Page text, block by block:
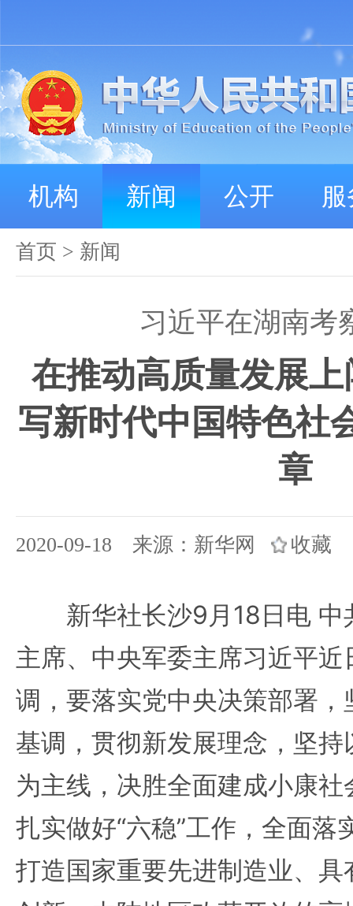
机构 新闻 公开
首页 > 新闻
习近平在湖南考
在推动高质量发展
写新时代中国特色社
章
2020-09-18 来源：新华网 收藏
新华社长沙9月18日电 中
主席、中央军委主席习近平
调，要落实党中央决策部署
基调，贯彻新发展理念，坚
为主线，决胜全面建成小康
扎实做好“六稳”工作，全面落
打造国家重要先进制造业、